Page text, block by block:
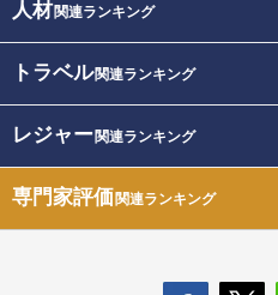
人材関連ランキング
トラベル関連ランキング
レジャー関連ランキング
専門家評価関連ランキング